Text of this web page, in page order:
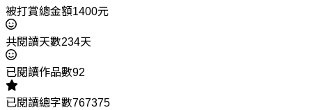
被打賞總金額1400元
共閱讀天數234天
已閱讀作品數92
已閱讀總字數767375